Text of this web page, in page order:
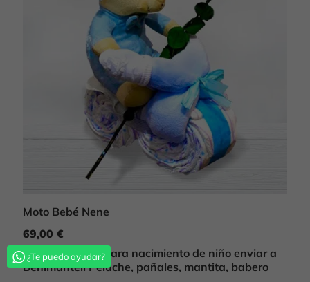
Moto Bebé Nene
69,00 €
Original regalo para nacimiento de niño enviar a
Benimantell Peluche, pañales, mantita, babero
¿Te puedo ayudar?